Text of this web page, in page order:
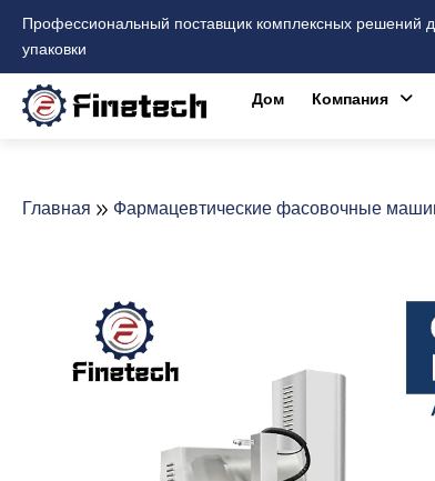
Перейти
содержимому
Профессиональный поставщик комплексных решений
упаковки
Дом Компания
Главная Фармацевтические фасовочные